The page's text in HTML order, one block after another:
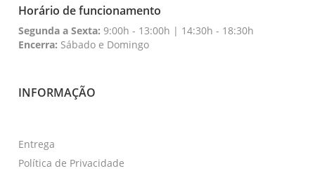
Horário de funcionamento
Segunda a Sexta: 9:00h - 13:00h | 14:30h - 18:30h
Encerra: Sábado e Domingo
INFORMAÇÃO
Entrega
Política de Privacidade